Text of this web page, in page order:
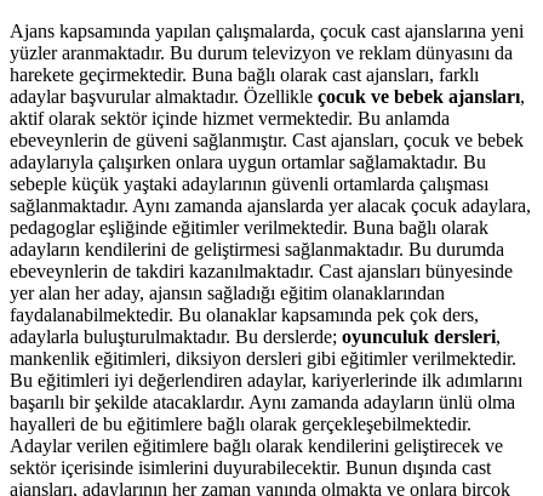
Ajans kapsamında yapılan çalışmalarda, çocuk cast ajanslarına yeni
yüzler aranmaktadır. Bu durum televizyon ve reklam dünyasını da
harekete geçirmektedir. Buna bağlı olarak cast ajansları, farklı
adaylar başvurular almaktadır. Özellikle çocuk ve bebek ajansları,
aktif olarak sektör içinde hizmet vermektedir. Bu anlamda
ebeveynlerin de güveni sağlanmıştır. Cast ajansları, çocuk ve bebek
adaylarıyla çalışırken onlara uygun ortamlar sağlamaktadır. Bu
sebeple küçük yaştaki adaylarının güvenli ortamlarda çalışması
sağlanmaktadır. Aynı zamanda ajanslarda yer alacak çocuk adaylara,
pedagoglar eşliğinde eğitimler verilmektedir. Buna bağlı olarak
adayların kendilerini de geliştirmesi sağlanmaktadır. Bu durumda
ebeveynlerin de takdiri kazanılmaktadır. Cast ajansları bünyesinde
yer alan her aday, ajansın sağladığı eğitim olanaklarından
faydalanabilmektedir. Bu olanaklar kapsamında pek çok ders,
adaylarla buluşturulmaktadır. Bu derslerde; oyunculuk dersleri,
mankenlik eğitimleri, diksiyon dersleri gibi eğitimler verilmektedir.
Bu eğitimleri iyi değerlendiren adaylar, kariyerlerinde ilk adımlarını
başarılı bir şekilde atacaklardır. Aynı zamanda adayların ünlü olma
hayalleri de bu eğitimlere bağlı olarak gerçekleşebilmektedir.
Adaylar verilen eğitimlere bağlı olarak kendilerini geliştirecek ve
sektör içerisinde isimlerini duyurabilecektir. Bunun dışında cast
ajansları, adaylarının her zaman yanında olmakta ve onlara birçok